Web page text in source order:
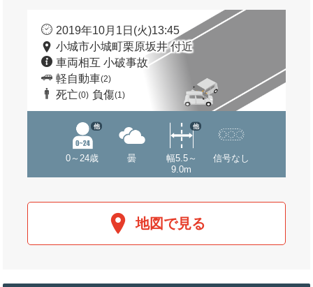
2019年10月1日(火)13:45
小城市小城町栗原坂井 付近
車両相互 小破事故
軽自動車(2)
死亡(0) 負傷(1)
0～24歳
他
曇
幅5.5～
9.0m
他
信号なし
地図で見る